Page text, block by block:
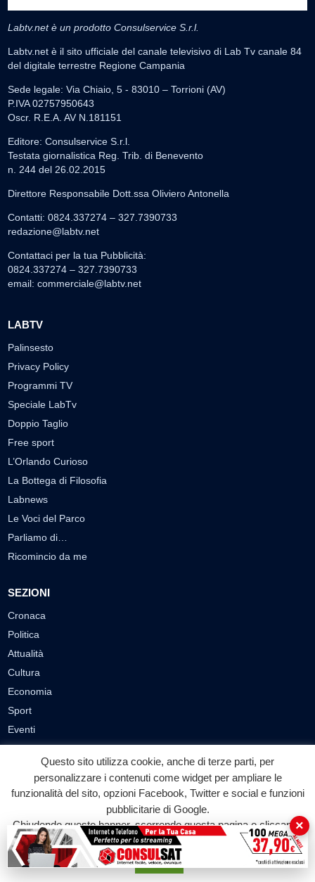
Labtv.net è un prodotto Consulservice S.r.l.
Labtv.net è il sito ufficiale del canale televisivo di Lab Tv canale 84
del digitale terrestre Regione Campania
Sede legale: Via Chiaio, 5 - 83010 – Torrioni (AV)
P.IVA 02757950643
Oscr. R.E.A. AV N.181151
Editore: Consulservice S.r.l.
Testata giornalistica Reg. Trib. di Benevento
n. 244 del 26.02.2015
Direttore Responsabile Dott.ssa Oliviero Antonella
Contatti: 0824.337274 – 327.7390733
redazione@labtv.net
Contattaci per la tua Pubblicità:
0824.337274 – 327.7390733
email: commerciale@labtv.net
LABTV
Palinsesto
Privacy Policy
Programmi TV
Speciale LabTv
Doppio Taglio
Free sport
L’Orlando Curioso
La Bottega di Filosofia
Labnews
Le Voci del Parco
Parliamo di…
Ricomincio da me
SEZIONI
Cronaca
Politica
Attualità
Cultura
Economia
Sport
Eventi
Video Cronaca
Video Attualità
Video Economia
Video Cultura
Questo sito utilizza cookie, anche di terze parti, per
personalizzare i contenuti come widget per ampliare le
funzionalità del sito, opzioni Facebook, Twitter e social e funzioni
pubblicitarie di Google.
Chiudendo questo banner, scorrendo questa pagina o cliccando
su qualunque suo elemento acconsenti all'uso dei cookie.
Accetta
×